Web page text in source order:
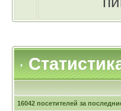
16042 посетителей за